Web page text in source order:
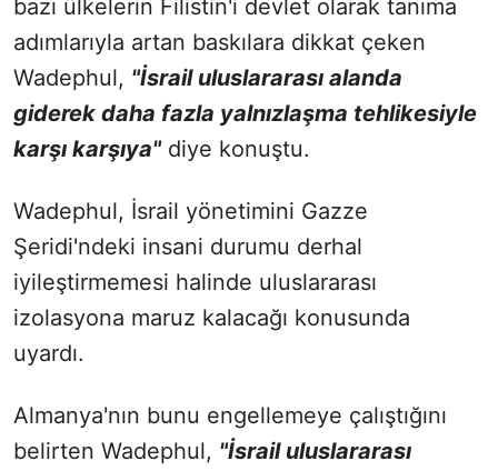
bazı ülkelerin Filistin'i devlet olarak tanıma
adımlarıyla artan baskılara dikkat çeken
Wadephul, "İsrail uluslararası alanda
giderek daha fazla yalnızlaşma tehlikesiyle
karşı karşıya"diye konuştu.
Wadephul, İsrail yönetimini Gazze
Şeridi'ndeki insani durumu derhal
iyileştirmemesi halinde uluslararası
izolasyona maruz kalacağı konusunda
uyardı.
Almanya'nın bunu engellemeye çalıştığını
belirten Wadephul, "İsrail uluslararası